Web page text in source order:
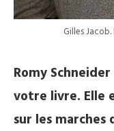
Gilles
Romy
votre livre. Elle
sur les marches